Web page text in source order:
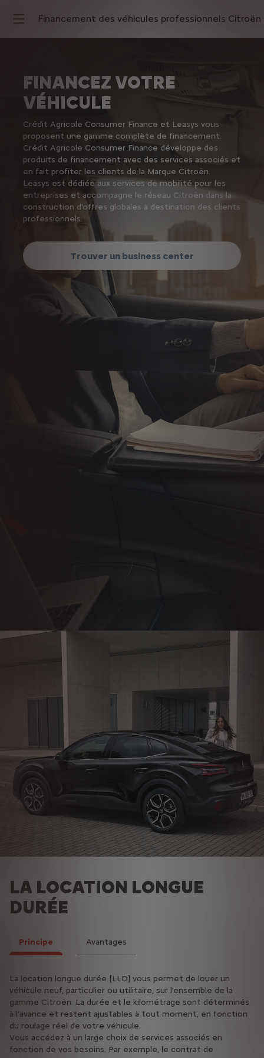
Financement des véhicules professionnels Citroën
FINANCEZ VOTRE
VÉHICULE
Crédit Agricole Consumer Finance et Leasys vous
proposent une gamme complète de financement.
Crédit Agricole Consumer Finance développe des
produits de financement avec des services associés et
en fait profiter les clients de la Marque Citroën.
Leasys est dédiée aux services de mobilité pour les
entreprises et accompagne le réseau Citroën dans la
construction d'offres globales à destination des clients
professionnels.
Trouver un business center
LA LOCATION LONGUE
DURÉE
La location longue durée [LLD] vous permet de louer un
véhicule neuf, particulier ou utilitaire, sur l'ensemble de la
gamme Citroën. La durée et le kilométrage sont déterminés
à l’avance et restent ajustables à tout moment, en fonction
du roulage réel de votre véhicule.
Vous accédez à un large choix de services associés en
fonction de vos besoins. Par exemple, le contrat de
Renouvellement facilité de votre Citroën
Offres de gestion de parc
TVA récupérable sur les loyers des véhicules utilitaires
Economie d’impôts en comptabilisant les loyers TTC en
charges déductibles
Principe Avantages